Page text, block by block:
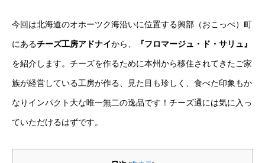
今回は北海道のオホーツク海沿いに位置する興部（おこっぺ）町
にあるチーズ工房アドナイから、 『フロマージュ・ド・サリュ』
を紹介します。チーズを作るために本州から移住されてきたご家
族が経営している工房が作る、見た目も珍しく、食べた印象もか
なりインパクト大な唯一無二の逸品です！チーズ通には気に入っ
ていただけるはずです。